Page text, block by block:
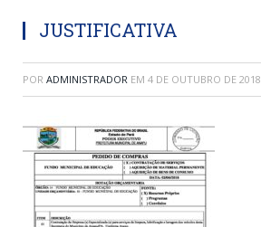
JUSTIFICATIVA
POR ADMINISTRADOR EM 4 DE OUTUBRO DE 2018